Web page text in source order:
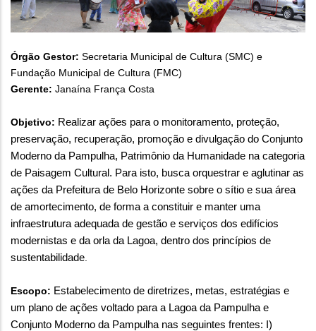
Órgão Gestor: Secretaria Municipal de Cultura (SMC) e
Fundação Municipal de Cultura (FMC)
Gerente: Janaína França Costa
Objetivo: Realizar ações para o monitoramento, proteção,
preservação, recuperação, promoção e divulgação do Conjunto
Moderno da Pampulha, Patrimônio da Humanidade na categoria
de Paisagem Cultural. Para isto, busca orquestrar e aglutinar as
ações da Prefeitura de Belo Horizonte sobre o sítio e sua área
de amortecimento, de forma a constituir e manter uma
infraestrutura adequada de gestão e serviços dos edifícios
modernistas e da orla da Lagoa, dentro dos princípios de
sustentabilidade
Escopo: Estabelecimento de diretrizes, metas, estratégias e
um plano de ações voltado para a Lagoa da Pampulha e
Conjunto Moderno da Pampulha nas seguintes frentes: I)